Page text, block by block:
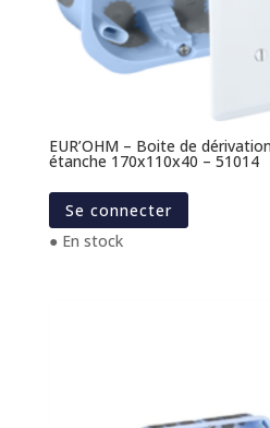
EUR’OHM – Boite de
étanche 170x110x40 – 51014
Se connecter
● En stock